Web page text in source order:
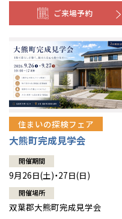
ご来場予約
住まいの探検フェア
大熊町完成見学会
開催期間
9月26日(土)・27日(日)
開催場所
双葉郡大熊町完成見学会